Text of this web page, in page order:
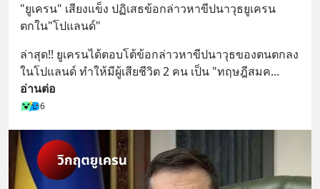
"ยูเครน" เสียงแข็ง ปฏิเสธข้อกล่าวหาขีปนาวุธยูเครน
ตกใน"โปแลนด์"
ล่าสุด!! ยูเครนได้ตอบโต้ข้อกล่าวหาขีปนาวุธของตนตกลง
ในโปแลนด์ ทำให้มีผู้เสียชีวิต 2 คน เป็น "ทฤษฎีสมค
อ่านต่อ
6